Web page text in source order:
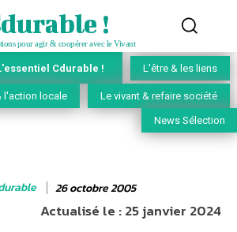
!
pour agir & coopérer avec le Vivant
Cdurable ! L'être & les liens
l'action locale Le vivant & refaire société
News Sélection
26 octobre 2005
Actualisé le :25 janvier 2024